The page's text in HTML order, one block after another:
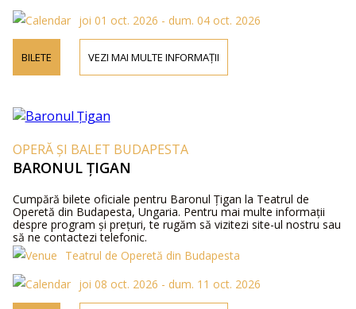
joi 01 oct. 2026 - dum. 04 oct. 2026
BILETE VEZI MAI MULTE INFORMAȚII
OPERĂ ȘI BALET BUDAPESTA
BARONUL ȚIGAN
Cumpără bilete oficiale pentru Baronul Țigan la Teatrul de
Operetă din Budapesta, Ungaria. Pentru mai multe informații
despre program și prețuri, te rugăm să vizitezi site-ul nostru sau
să ne contactezi telefonic.
Teatrul de Operetă din Budapesta
joi 08 oct. 2026 - dum. 11 oct. 2026